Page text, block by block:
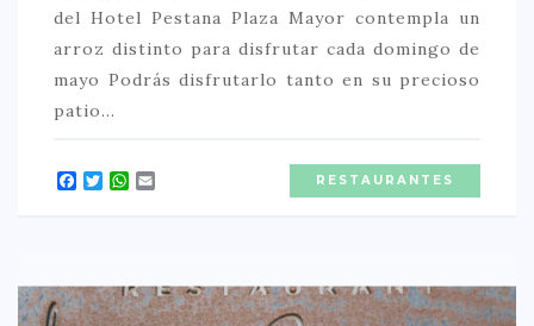
MEDITERRÁNEA
SALUDABLE
< 25 €
del Hotel Pestana Plaza Mayor contempla un
arroz distinto para disfrutar cada domingo de
mayo Podrás disfrutarlo tanto en su precioso
patio…
Facebook
Twitter
WhatsApp RESTAURANTES